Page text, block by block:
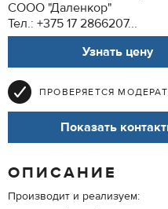
СООО "Даленкор"
Тел.: +375 17 2866207...
Узнать цену
ПРОВЕРЯЕТСЯ
Показать
ОПИСАНИЕ
Производит и реализуем: